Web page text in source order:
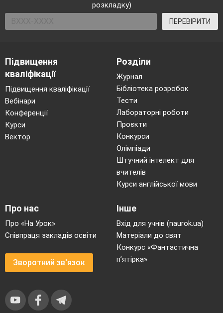
розкладку)
ПЕРЕВІРИТИ
Підвищення
кваліфікації
Підвищення кваліфікації
Вебінари
Конференції
Курси
Вектор
Розділи
Журнал
Бібліотека розробок
Тести
Лабораторні роботи
Проєкти
Конкурси
Олімпіади
Штучний інтелект для
вчителів
Курси англійської мови
Про нас
Про «На Урок»
Співпраця закладів освіти
Зворотний зв'язок
Інше
Вхід для учнів (naurok.ua)
Матеріали до свят
Конкурс «Фантастична
п’ятірка»